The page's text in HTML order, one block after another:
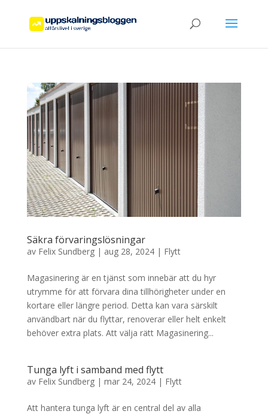
Säkra förvaringslösningar
av Felix Sundberg| aug 28, 2024| Flytt
Magasinering är en tjänst som innebär att du hyr
utrymme för att förvara dina tillhörigheter under en
kortare eller längre period. Detta kan vara särskilt
användbart när du flyttar, renoverar eller helt enkelt
behöver extra plats. Att välja rätt Magasinering...
Tunga lyft i samband med flytt
av Felix Sundberg| mar 24, 2024| Flytt
Att hantera tunga lyft är en central del av alla